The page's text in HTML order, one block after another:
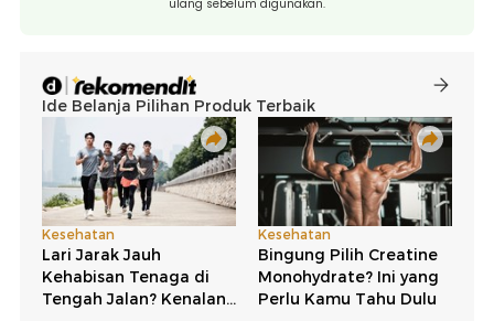
ulang sebelum digunakan.